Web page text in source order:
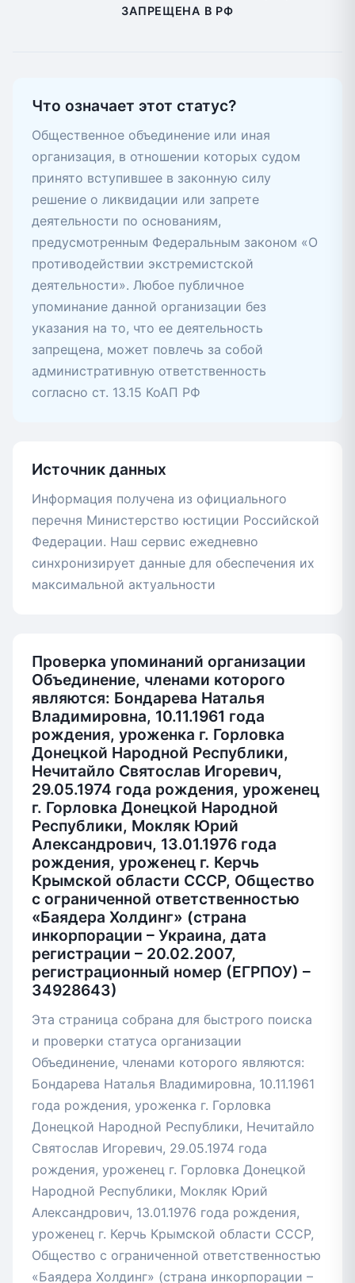
ЗАПРЕЩЕНА В РФ
Что означает этот статус?
Общественное объединение или иная
организация, в отношении которых судом
принято вступившее в законную силу
решение о ликвидации или запрете
деятельности по основаниям,
предусмотренным Федеральным законом «О
противодействии экстремистской
деятельности». Любое публичное
упоминание данной организации без
указания на то, что ее деятельность
запрещена, может повлечь за собой
административную ответственность
согласно ст. 13.15 КоАП РФ
Источник данных
Информация получена из официального
перечня Министерство юстиции Российской
Федерации. Наш сервис ежедневно
синхронизирует данные для обеспечения их
максимальной актуальности
Проверка упоминаний организации
Объединение, членами которого
являются: Бондарева Наталья
Владимировна, 10.11.1961 года
рождения, уроженка г. Горловка
Донецкой Народной Республики,
Нечитайло Святослав Игоревич,
29.05.1974 года рождения, уроженец
г. Горловка Донецкой Народной
Республики, Мокляк Юрий
Александрович, 13.01.1976 года
рождения, уроженец г. Керчь
Крымской области СССР, Общество
с ограниченной ответственностью
«Баядера Холдинг» (страна
инкорпорации – Украина, дата
регистрации – 20.02.2007,
регистрационный номер (ЕГРПОУ) –
34928643)
Эта страница собрана для быстрого поиска
и проверки статуса организации
Объединение, членами которого являются:
Бондарева Наталья Владимировна, 10.11.1961
года рождения, уроженка г. Горловка
Донецкой Народной Республики, Нечитайло
Святослав Игоревич, 29.05.1974 года
рождения, уроженец г. Горловка Донецкой
Народной Республики, Мокляк Юрий
Александрович, 13.01.1976 года рождения,
уроженец г. Керчь Крымской области СССР,
Общество с ограниченной ответственностью
«Баядера Холдинг» (страна инкорпорации –